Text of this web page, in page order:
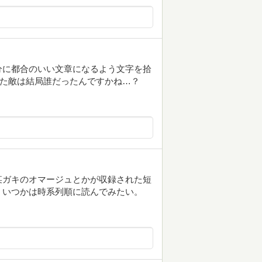
都合のいい文章になるよう文字を拾
敵は結局誰だったんですかね…？
キのオマージュとかが収録された短
つかは時系列順に読んでみたい。